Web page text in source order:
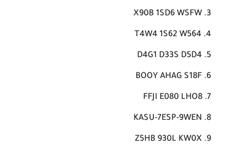
X90B 1SD6 WSFW
T4W4 1S62 W564
D4G1 D33S D5D4
BOOY AHAG S18F
FFJI E080 LHO8
KASU-7ESP-9WEN
Z5HB 930L KW0X